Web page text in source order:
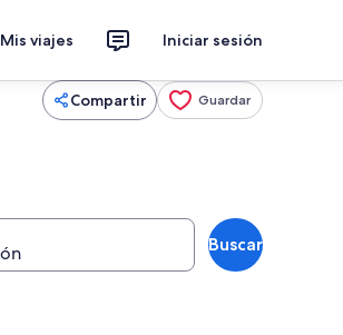
Mis viajes Iniciar sesión
Compartir Guardar
Buscar